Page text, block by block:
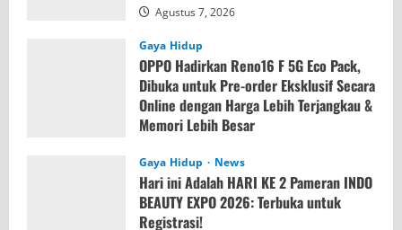
Agustus 7, 2026
Gaya Hidup
OPPO Hadirkan Reno16 F 5G Eco Pack,
Dibuka untuk Pre-order Eksklusif Secara
Online dengan Harga Lebih Terjangkau &
Memori Lebih Besar
Gaya Hidup
News
Hari ini Adalah HARI KE 2 Pameran INDO
BEAUTY EXPO 2026: Terbuka untuk
Registrasi!